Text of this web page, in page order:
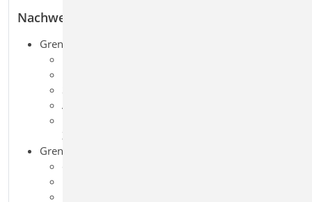
Nachweise
Grenzzustand der Tragfähigkeit, EC 5
Stabilität
Auflagerpressung
Zugverankerung)
Grenzzustand der Gebrauchstauglichkeit, EC 5